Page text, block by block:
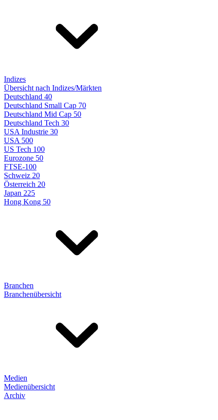
Indizes
Übersicht nach Indizes/Märkten
Deutschland 40
Deutschland Small Cap 70
Deutschland Mid Cap 50
Deutschland Tech 30
USA Industrie 30
USA 500
US Tech 100
Eurozone 50
FTSE-100
Schweiz 20
Österreich 20
Japan 225
Hong Kong 50
Branchen
Branchenübersicht
Medien
Medienübersicht
Archiv